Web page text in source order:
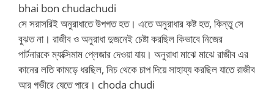
bhai bon chudachudi
সে সরাসরিই অনুরাধাতে উপগত হত। এতে অনুরাধার কষ্ট হত, কিন্তু সে
বুঝত না। রাজীব ও অনুরাধা দুজনেই চেষ্টা করছিল কিভাবে নিজের
পার্টনারকে ম্যাক্সিমাম প্লেজার দেওয়া যায়। অনুরাধা মাঝে মাঝে রাজীব এর
কানের লতি কামড়ে ধরছিল, নিচ থেকে চাপ দিয়ে সাহায্য করছিল যাতে রাজীব
আর গভীরে যেতে পারে। choda chudi